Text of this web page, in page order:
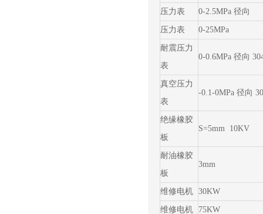
压力表 0-2.5MPa 径向
压力表 0-25MPa
耐震压力
表
0-0.6MPa 径向
真空压力
表
-0.1-0MPa 径向
绝缘橡胶
板
S=5mm 10KV
耐油橡胶
板
3mm
维修电机 30KW
维修电机 75KW